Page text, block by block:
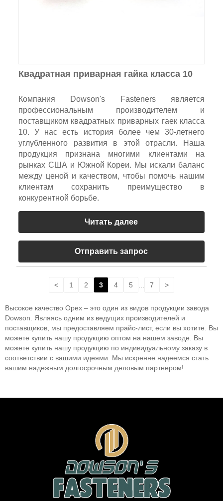
Квадратная приварная гайка класса 10
Компания Dowson's Fasteners является
профессиональным производителем и
поставщиком квадратных приварных гаек класса
10. У нас есть история более чем 30-летнего
углубленного развития в этой отрасли. Наша
продукция признана многими клиентами на
рынках США и Южной Кореи. Мы искали баланс
между ценой и качеством, чтобы помочь нашим
клиентам сохранить преимущество в
конкурентной борьбе.
Читать далее
Отправить запрос
< 1 2 3 4 5 7 >
Высокое качество Орех – это один из видов продукции завода
Dowson. Являясь одним из ведущих производителей и
поставщиков, мы предоставляем прайс-лист, если вы хотите. Вы
можете купить нашу продукцию оптом на нашем заводе. Вы
можете купить нашу продукцию по индивидуальному заказу в
соответствии с вашими идеями. Мы искренне надеемся стать
вашим надежным долгосрочным деловым партнером!